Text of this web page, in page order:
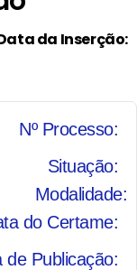
da Inserção:
Nº Processo:
Situação:
Modalidade:
do Certame:
de Publicação: